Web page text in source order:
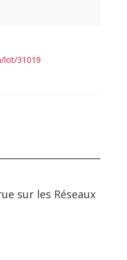
lot/31019
sur les Réseaux